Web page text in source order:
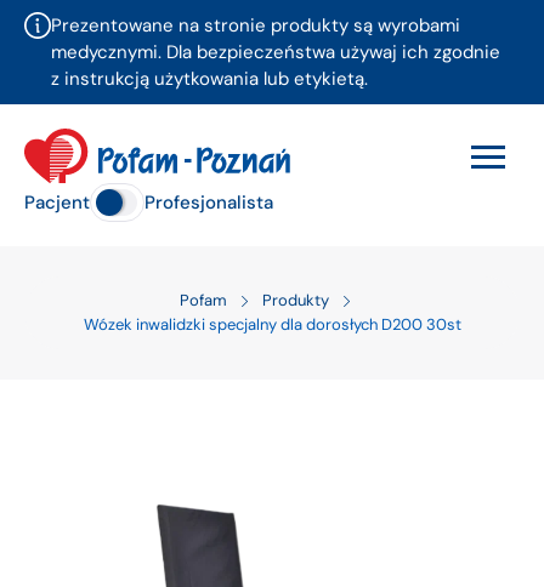
Prezentowane na stronie produkty są wyrobami
medycznymi. Dla bezpieczeństwa używaj ich zgodnie
z instrukcją użytkowania lub etykietą.
Pacjent Profesjonalista
Pofam
Produkty
Wózek inwalidzki specjalny dla dorosłych D200 30st